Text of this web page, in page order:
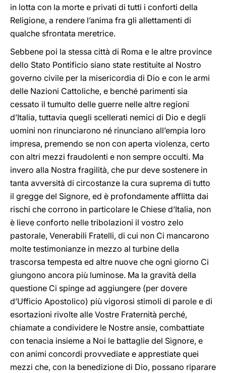
in lotta con la morte e privati di tutti i conforti della
Religione, a rendere l’anima fra gli allettamenti di
qualche sfrontata meretrice.
Sebbene poi la stessa città di Roma e le altre province
dello Stato Pontificio siano state restituite al Nostro
governo civile per la misericordia di Dio e con le armi
delle Nazioni Cattoliche, e benché parimenti sia
cessato il tumulto delle guerre nelle altre regioni
d’Italia, tuttavia quegli scellerati nemici di Dio e degli
uomini non rinunciarono né rinunciano all’empia loro
impresa, premendo se non con aperta violenza, certo
con altri mezzi fraudolenti e non sempre occulti. Ma
invero alla Nostra fragilità, che pur deve sostenere in
tanta avversità di circostanze la cura suprema di tutto
il gregge del Signore, ed è profondamente afflitta dai
rischi che corrono in particolare le Chiese d’Italia, non
è lieve conforto nelle tribolazioni il vostro zelo
pastorale, Venerabili Fratelli, di cui non Ci mancarono
molte testimonianze in mezzo al turbine della
trascorsa tempesta ed altre nuove che ogni giorno Ci
giungono ancora più luminose. Ma la gravità della
questione Ci spinge ad aggiungere (per dovere
d’Ufficio Apostolico) più vigorosi stimoli di parole e di
esortazioni rivolte alle Vostre Fraternità perché,
chiamate a condividere le Nostre ansie, combattiate
con tenacia insieme a Noi le battaglie del Signore, e
con animi concordi provvediate e apprestiate quei
mezzi che, con la benedizione di Dio, possano riparare